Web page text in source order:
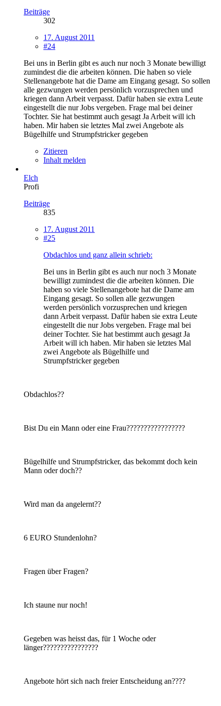
Beiträge
302
17. August 2011
#24
Bei uns in Berlin gibt es auch nur noch 3 Monate bewilligt
zumindest die die arbeiten können. Die haben so viele
Stellenangebote hat die Dame am Eingang gesagt. So sollen
alle gezwungen werden persönlich vorzusprechen und
kriegen dann Arbeit verpasst. Dafür haben sie extra Leute
eingestellt die nur Jobs vergeben. Frage mal bei deiner
Tochter. Sie hat bestimmt auch gesagt Ja Arbeit will ich
haben. Mir haben sie letztes Mal zwei Angebote als
Bügelhilfe und Strumpfstricker gegeben
Zitieren
Inhalt melden
Elch
Profi
Beiträge
835
17. August 2011
#25
Obdachlos und ganz allein schrieb:
Bei uns in Berlin gibt es auch nur noch 3 Monate
bewilligt zumindest die die arbeiten können. Die
haben so viele Stellenangebote hat die Dame am
Eingang gesagt. So sollen alle gezwungen
werden persönlich vorzusprechen und kriegen
dann Arbeit verpasst. Dafür haben sie extra Leute
eingestellt die nur Jobs vergeben. Frage mal bei
deiner Tochter. Sie hat bestimmt auch gesagt Ja
Arbeit will ich haben. Mir haben sie letztes Mal
zwei Angebote als Bügelhilfe und
Strumpfstricker gegeben
Obdachlos??
Bist Du ein Mann oder eine Frau?????????????????
Bügelhilfe und Strumpfstricker, das bekommt doch kein
Mann oder doch??
Wird man da angelernt??
6 EURO Stundenlohn?
Fragen über Fragen?
Ich staune nur noch!
Gegeben was heisst das, für 1 Woche oder
länger????????????????
Angebote hört sich nach freier Entscheidung an????